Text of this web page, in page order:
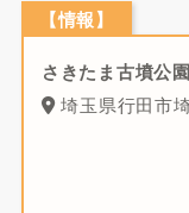
【情報】
さきたま古墳公園
埼玉県行田市